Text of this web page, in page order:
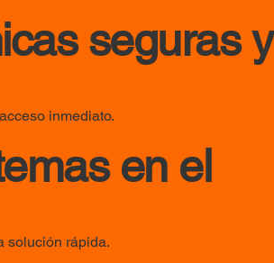
seguras y
inmediato.
en el
solución rápida.